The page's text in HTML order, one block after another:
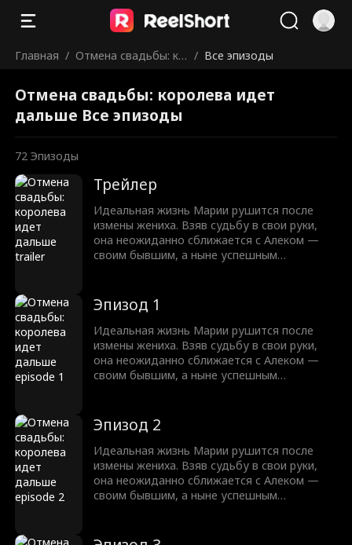
Главная / Отмена свадьбы: ко
е
/ Все эпизоды
Отмена свадьбы: королева идет
дальше Все эпизоды
72 Эпизоды
Трейлер
Идеальная жизнь Марии рушится после
измены жениха. Взяв судьбу в свои руки,
она неожиданно сближается с Алеком —
своим бывшим, а ныне успешным
понимает, что настоящая любовь
непредсказуема, полна страсти и
противиться ей невозможно.
Эпизод 1
Идеальная жизнь Марии рушится после
измены жениха. Взяв судьбу в свои руки,
она неожиданно сближается с Алеком —
своим бывшим, а ныне успешным
понимает, что настоящая любовь
непредсказуема, полна страсти и
противиться ей невозможно.
Эпизод 2
Идеальная жизнь Марии рушится после
измены жениха. Взяв судьбу в свои руки,
она неожиданно сближается с Алеком —
своим бывшим, а ныне успешным
понимает, что настоящая любовь